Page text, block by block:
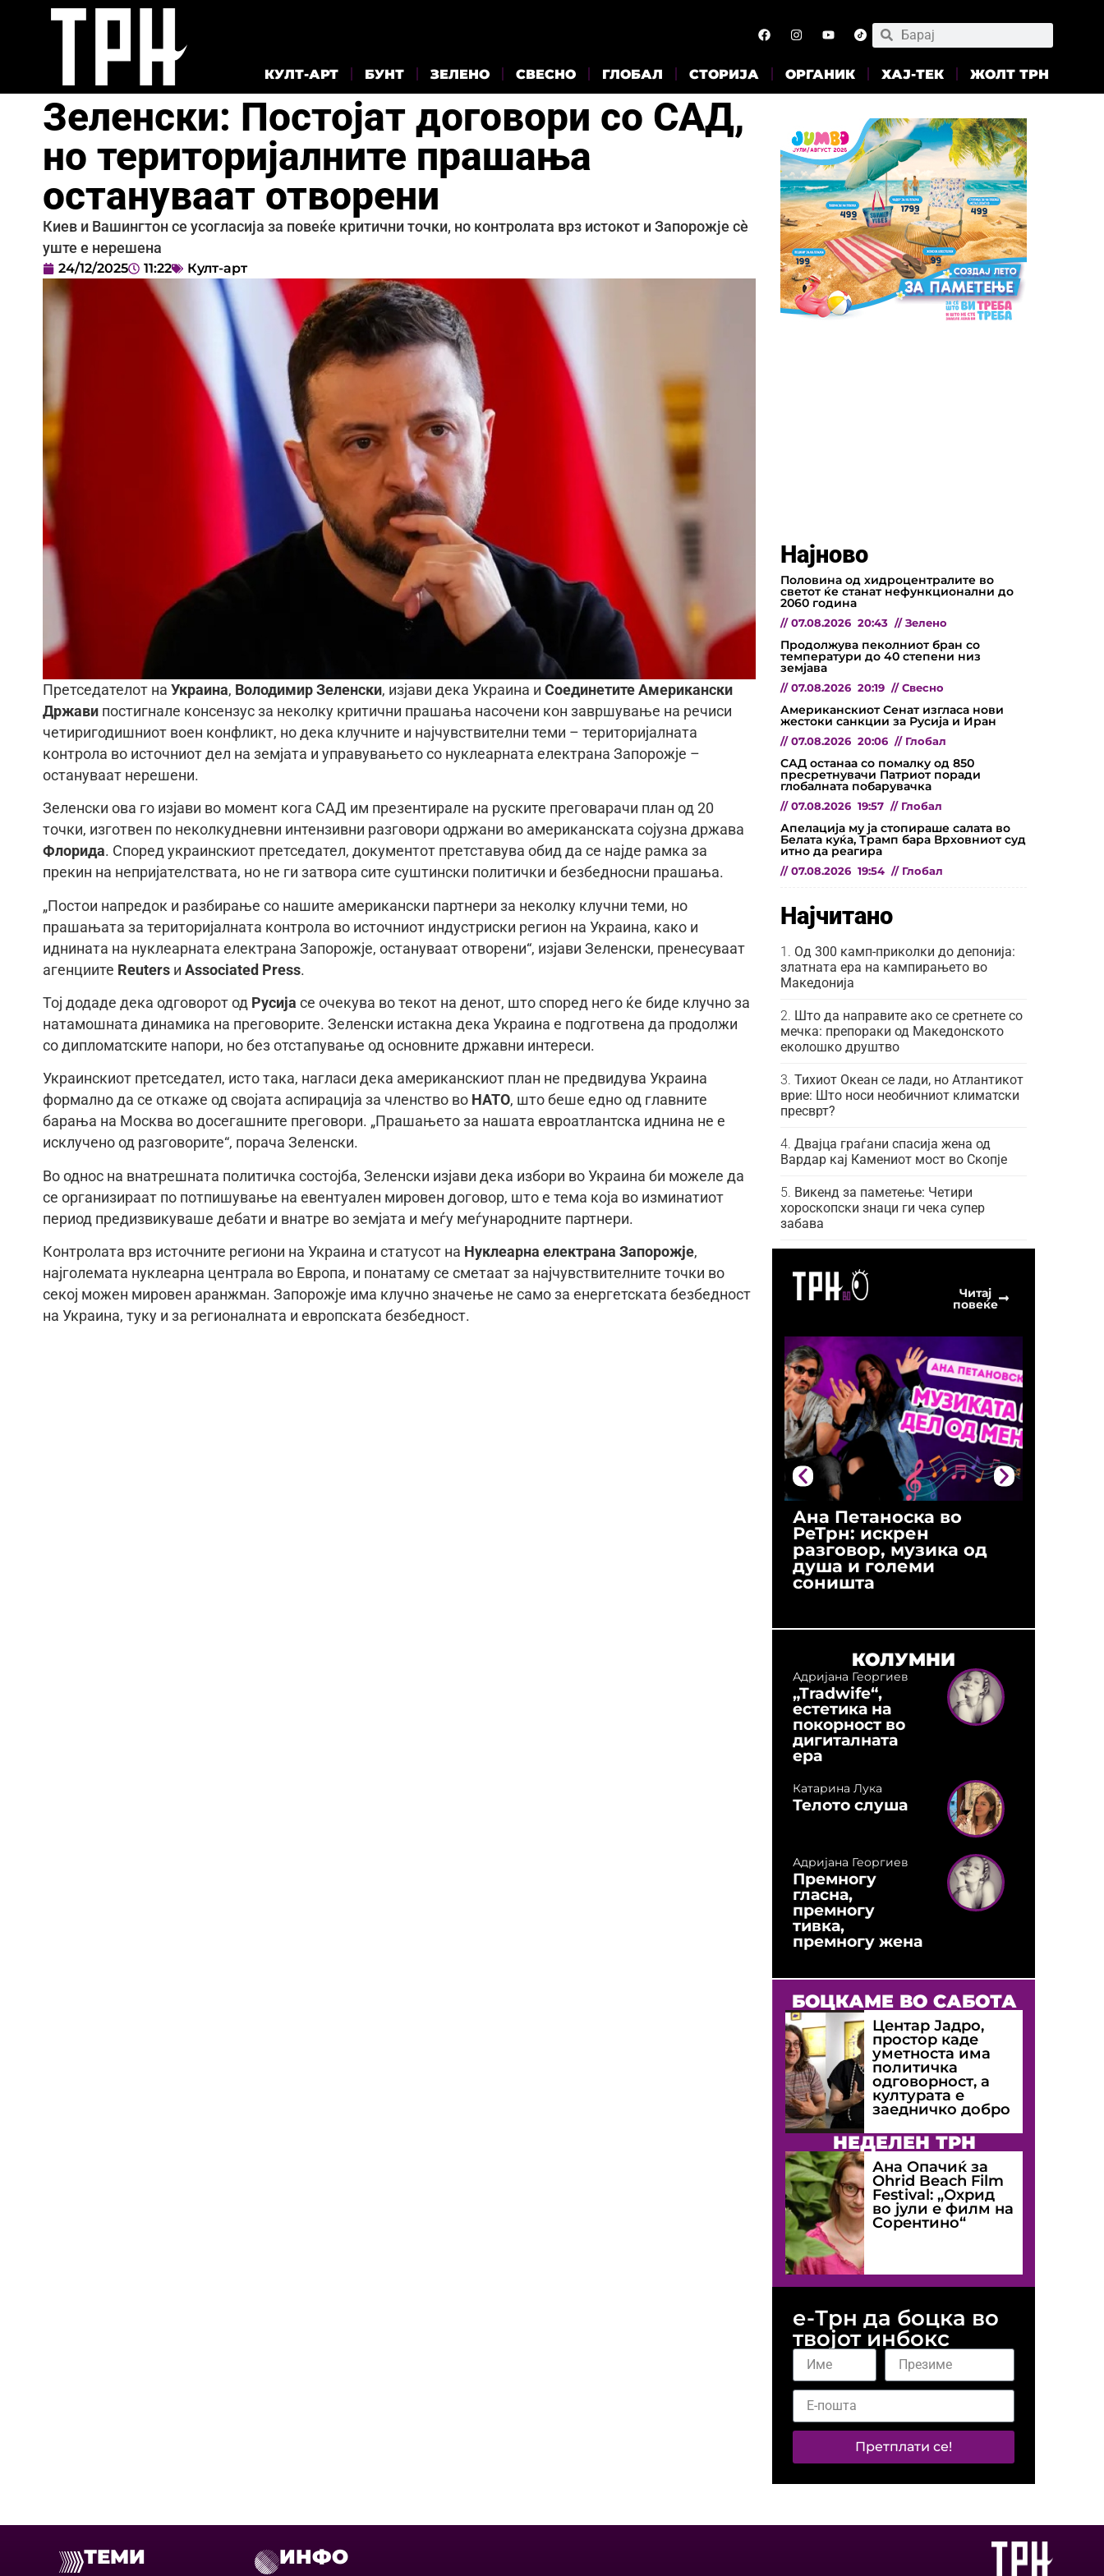
КУЛТ-АРТ БУНТ ЗЕЛЕНО СВЕСНО ГЛОБАЛ СТОРИЈА ОРГАНИК ХАЈ-ТЕК ЖОЛТ ТРН
Зеленски: Постојат договори со САД,
но територијалните прашања
остануваат отворени
Киев и Вашингтон се усогласија за повеќе критични точки, но контролата врз истокот и Запорожје сè
уште е нерешена
24/12/2025 11:22 Култ-арт
Претседателот на Украина, Володимир Зеленски, изјави дека Украина и Соединетите Американски
Држави постигнале консензус за неколку критични прашања насочени кон завршување на речиси
четиригодишниот воен конфликт, но дека клучните и најчувствителни теми – територијалната
контрола во источниот дел на земјата и управувањето со нуклеарната електрана Запорожје –
остануваат нерешени.
Зеленски ова го изјави во момент кога САД им презентирале на руските преговарачи план од 20
точки, изготвен по неколкудневни интензивни разговори одржани во американската сојузна држава
Флорида. Според украинскиот претседател, документот претставува обид да се најде рамка за
прекин на непријателствата, но не ги затвора сите суштински политички и безбедносни прашања.
„Постои напредок и разбирање со нашите американски партнери за неколку клучни теми, но
прашањата за територијалната контрола во источниот индустриски регион на Украина, како и
иднината на нуклеарната електрана Запорожје, остануваат отворени“, изјави Зеленски, пренесуваат
агенциите Reuters и Associated Press.
Тој додаде дека одговорот од Русија се очекува во текот на денот, што според него ќе биде клучно за
натамошната динамика на преговорите. Зеленски истакна дека Украина е подготвена да продолжи
со дипломатските напори, но без отстапување од основните државни интереси.
Украинскиот претседател, исто така, нагласи дека американскиот план не предвидува Украина
формално да се откаже од својата аспирација за членство во НАТО, што беше едно од главните
барања на Москва во досегашните преговори. „Прашањето за нашата евроатлантска иднина не е
исклучено од разговорите“, порача Зеленски.
Во однос на внатрешната политичка состојба, Зеленски изјави дека избори во Украина би можеле да
се организираат по потпишување на евентуален мировен договор, што е тема која во изминатиот
период предизвикуваше дебати и внатре во земјата и меѓу меѓународните партнери.
Контролата врз источните региони на Украина и статусот на Нуклеарна електрана Запорожје,
најголемата нуклеарна централа во Европа, и понатаму се сметаат за најчувствителните точки во
секој можен мировен аранжман. Запорожје има клучно значење не само за енергетската безбедност
на Украина, туку и за регионалната и европската безбедност.
Најново
Половина од хидроцентралите во
светот ќе станат нефункционални до
2060 година
// 07.08.2026 20:43 // Зелено
Продолжува пеколниот бран со
температури до 40 степени низ
земјава
// 07.08.2026 20:19 // Свесно
Американскиот Сенат изгласа нови
жестоки санкции за Русија и Иран
// 07.08.2026 20:06 // Глобал
САД останаа со помалку од 850
пресретнувачи Патриот поради
глобалната побарувачка
// 07.08.2026 19:57 // Глобал
Апелација му ја стопираше салата во
Белата куќа, Трамп бара Врховниот суд
итно да реагира
// 07.08.2026 19:54 // Глобал
Најчитано
Од 300 камп-приколки до депонија:
златната ера на кампирањето во
Македонија
Што да направите ако се сретнете со
мечка: препораки од Македонското
еколошко друштво
Тихиот Океан се лади, но Атлантикот
врие: Што носи необичниот климатски
пресврт?
Двајца граѓани спасија жена од
Вардар кај Камениот мост во Скопје
Викенд за паметење: Четири
хороскопски знаци ги чека супер
забава
Читај
повеќе
Ана Петаноска во
РеТрн: искрен
разговор, музика од
душа и големи
соништа
КОЛУМНИ
Адријана Георгиев
„Tradwife“,
естетика на
покорност во
дигиталната
ера
Катарина Лука
Телото слуша
Адријана Георгиев
Премногу
гласна,
премногу
тивка,
премногу жена
БОЦКАМЕ ВО САБОТА
Центар Јадро,
простор каде
уметноста има
политичка
одговорност, а
културата е
заедничко добро
НЕДЕЛЕН ТРН
Ана Опачиќ за
Оhrid Beach Film
Festival: „Охрид
во јули е филм на
Сорентино“
е-Трн да боцка во
твојот инбокс
Претплати се!
ТЕМИ ИНФО